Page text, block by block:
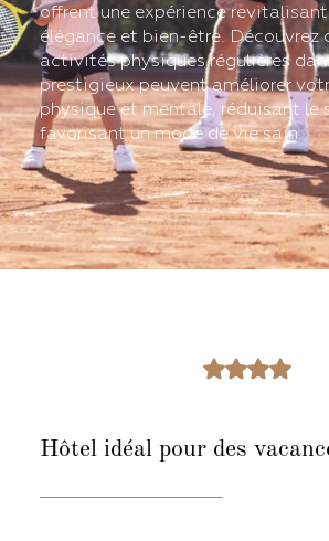
offrent une expérience
élégance et bien-être. Découvrez
activités physiques régulières
prestigieux peuvent améliorer
physique et mentale, réduisant le
favorisant un mode de vie sain.
Hôtel idéal pour des